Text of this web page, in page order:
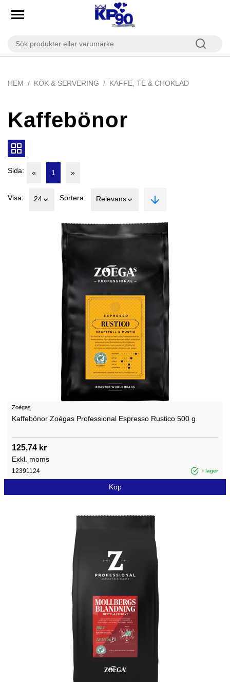
HEM KÖK & SERVERING KAFFE, TE & CHOKLAD
Kaffebönor
Sida: « 1 »
Visa: 24 Sortera: Relevans
Zoégas
Kaffebönor Zoégas Professional Espresso Rustico 500 g
125,74 kr
Exkl. moms
12391124 i lager
Köp